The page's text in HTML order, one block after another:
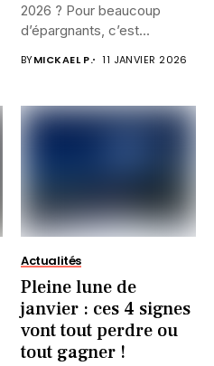
2026 ? Pour beaucoup
d’épargnants, c’est...
BYMICKAEL P. 11 JANVIER 2026
Actualités
Pleine lune de
janvier : ces 4 signes
vont tout perdre ou
tout gagner !